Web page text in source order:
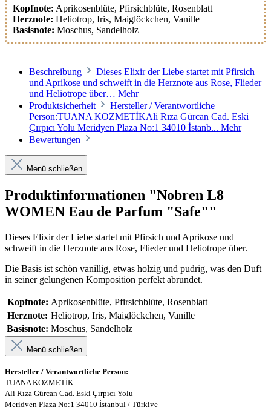
Kopfnote: Aprikosenblüte, Pfirsichblüte, Rosenblatt
Herznote: Heliotrop, Iris, Maiglöckchen, Vanille
Basisnote: Moschus, Sandelholz
Beschreibung
Dieses Elixir der Liebe startet mit Pfirsich
und Aprikose und schweift in die Herznote aus Rose, Flieder
und Heliotrope über… Mehr
Produktsicherheit
Hersteller / Verantwortliche
Person:TUANA KOZMETİKAli Rıza Gürcan Cad. Eski
Çırpıcı Yolu Meridyen Plaza No:1 34010 İstanb... Mehr
Bewertungen
Menü schließen
Produktinformationen "Nobren L8
WOMEN Eau de Parfum "Safe""
Dieses Elixir der Liebe startet mit Pfirsich und Aprikose und
schweift in die Herznote aus Rose, Flieder und Heliotrope über.
Die Basis ist schön vanillig, etwas holzig und pudrig, was den Duft
in seiner gelungenen Komposition perfekt abrundet.
Kopfnote: Aprikosenblüte, Pfirsichblüte, Rosenblatt
Herznote: Heliotrop, Iris, Maiglöckchen, Vanille
Basisnote: Moschus, Sandelholz
Menü schließen
Hersteller / Verantwortliche Person:
TUANA KOZMETİK
Ali Rıza Gürcan Cad. Eski Çırpıcı Yolu
Meridyen Plaza No:1 34010 İstanbul / Türkiye